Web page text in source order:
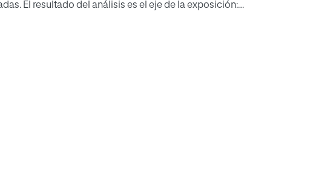
El resultado del análisis es el eje de la exposición:
individuo; la aparición de Internet; la recuperación
Se concluye que todas tienen carácter
educativas centrales: la conciencia y regulación
de la violencia en ellas; o educar para la